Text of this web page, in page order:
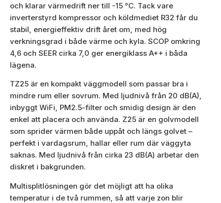
och klarar värmedrift ner till -15 °C. Tack vare
inverterstyrd kompressor och köldmediet R32 får du
stabil, energieffektiv drift året om, med hög
verkningsgrad i både värme och kyla. SCOP omkring
4,6 och SEER cirka 7,0 ger energiklass A++ i båda
lägena.
TZ25 är en kompakt väggmodell som passar bra i
mindre rum eller sovrum. Med ljudnivå från 20 dB(A),
inbyggt WiFi, PM2.5-filter och smidig design är den
enkel att placera och använda. Z25 är en golvmodell
som sprider värmen både uppåt och längs golvet –
perfekt i vardagsrum, hallar eller rum där väggyta
saknas. Med ljudnivå från cirka 23 dB(A) arbetar den
diskret i bakgrunden.
Multisplitlösningen gör det möjligt att ha olika
temperatur i de två rummen, så att varje zon blir